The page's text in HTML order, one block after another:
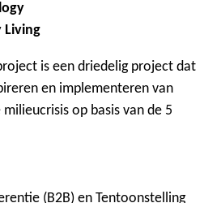
Living
is een driedelig project dat
en implementeren van
op basis van de 5
(B2B) en Tentoonstelling